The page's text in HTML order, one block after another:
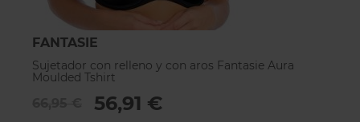
FANTASIE
Sujetador con relleno y con aros Fantasie Aura
Moulded Tshirt
56,91 €